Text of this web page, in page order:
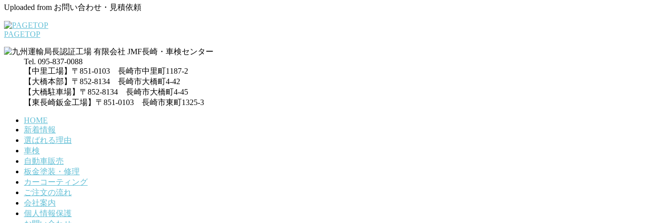
Uploaded from お問い合わせ・見積依頼
PAGETOP
Tel. 095-837-0088
【中里工場】〒851-0103 長崎市中里町1187-2
【大橋本部】〒852-8134 長崎市大橋町4-42
【大橋駐車場】〒852-8134 長崎市大橋町4-45
【東長崎鈑金工場】〒851-0103 長崎市東町1325-3
HOME
新着情報
選ばれる理由
車検
自動車販売
板金塗装・修理
カーコーティング
ご注文の流れ
会社案内
個人情報保護